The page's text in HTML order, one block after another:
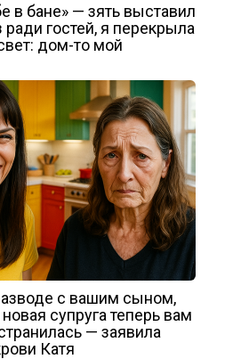
в бане» — зять выставил
гостей, я перекрыла
дом-то мой
с вашим сыном,
новая супруга теперь вам
— заявила
Катя